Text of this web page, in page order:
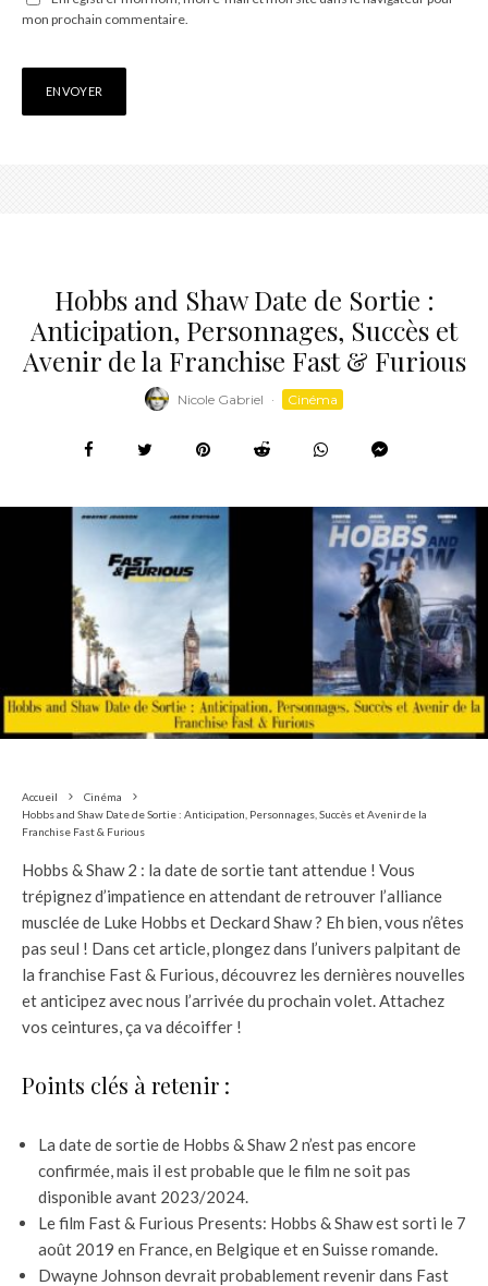
mon prochain commentaire.
Hobbs and Shaw Date de Sortie :
Anticipation, Personnages, Succès et
Avenir de la Franchise Fast & Furious
Nicole Gabriel · Cinéma
Accueil
Cinéma
Hobbs and Shaw Date de Sortie : Anticipation, Personnages, Succès et Avenir de la
Franchise Fast & Furious
Hobbs & Shaw 2 : la date de sortie tant attendue ! Vous
trépignez d’impatience en attendant de retrouver l’alliance
musclée de Luke Hobbs et Deckard Shaw ? Eh bien, vous n’êtes
pas seul ! Dans cet article, plongez dans l’univers palpitant de
la franchise Fast & Furious, découvrez les dernières nouvelles
et anticipez avec nous l’arrivée du prochain volet. Attachez
vos ceintures, ça va décoiffer !
Points clés à retenir :
La date de sortie de Hobbs & Shaw 2 n’est pas encore
confirmée, mais il est probable que le film ne soit pas
disponible avant 2023/2024.
Le film Fast & Furious Presents: Hobbs & Shaw est sorti le 7
août 2019 en France, en Belgique et en Suisse romande.
Dwayne Johnson devrait probablement revenir dans Fast